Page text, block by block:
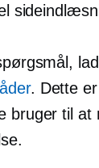
. Dette
bruger til at